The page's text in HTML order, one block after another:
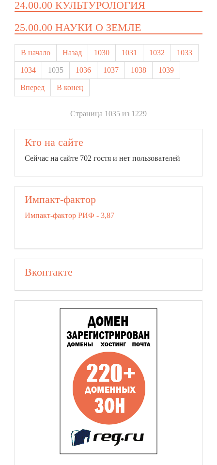
24.00.00 КУЛЬТУРОЛОГИЯ
25.00.00 НАУКИ О ЗЕМЛЕ
В начало Назад 1030 1031 1032 1033
1034 1035 1036 1037 1038 1039
Вперед В конец
Страница 1035 из 1229
Кто на сайте
Сейчас на сайте 702 гостя и нет пользователей
Импакт-фактор
Импакт-фактор РИФ - 3,87
Вконтакте